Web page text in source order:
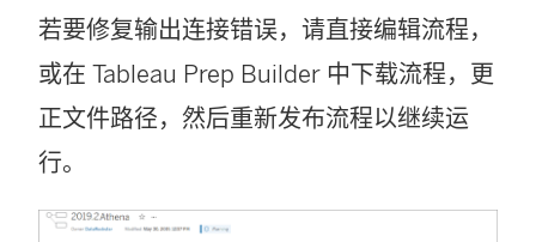
若要修复输出连接错误，请直接编辑流程，
或在 Tableau Prep Builder 中下载流程，更
正文件路径，然后重新发布流程以继续运
行。